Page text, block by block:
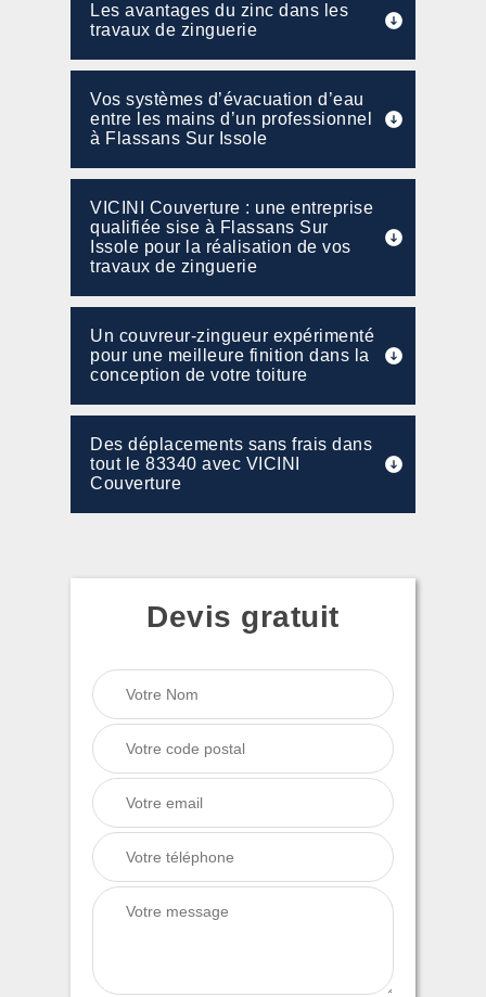
Les avantages du zinc dans les
travaux de zinguerie
Vos systèmes d’évacuation d’eau
entre les mains d’un professionnel
à Flassans Sur Issole
VICINI Couverture : une entreprise
qualifiée sise à Flassans Sur
Issole pour la réalisation de vos
travaux de zinguerie
Un couvreur-zingueur expérimenté
pour une meilleure finition dans la
conception de votre toiture
Des déplacements sans frais dans
tout le 83340 avec VICINI
Couverture
Devis gratuit